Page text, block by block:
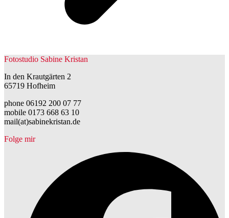
Fotostudio Sabine Kristan
In den Krautgärten 2
65719 Hofheim
phone 06192 200 07 77
mobile 0173 668 63 10
mail(at)sabinekristan.de
Folge mir